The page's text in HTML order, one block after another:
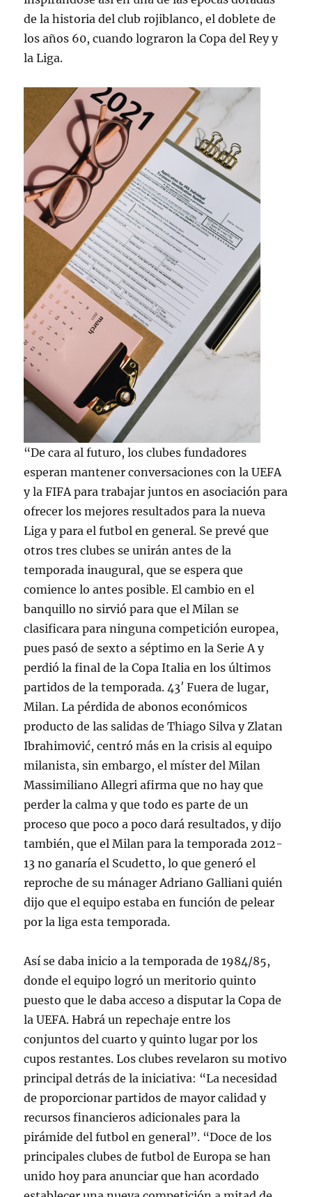
de la historia del club rojiblanco, el doblete de
los años 60, cuando lograron la Copa del Rey y
la Liga.
“De cara al futuro, los clubes fundadores
esperan mantener conversaciones con la UEFA
y la FIFA para trabajar juntos en asociación para
ofrecer los mejores resultados para la nueva
Liga y para el futbol en general. Se prevé que
otros tres clubes se unirán antes de la
temporada inaugural, que se espera que
comience lo antes posible. El cambio en el
banquillo no sirvió para que el Milan se
clasificara para ninguna competición europea,
pues pasó de sexto a séptimo en la Serie A y
perdió la final de la Copa Italia en los últimos
partidos de la temporada. 43′ Fuera de lugar,
Milan. La pérdida de abonos económicos
producto de las salidas de Thiago Silva y Zlatan
Ibrahimović, centró más en la crisis al equipo
milanista, sin embargo, el míster del Milan
Massimiliano Allegri afirma que no hay que
perder la calma y que todo es parte de un
proceso que poco a poco dará resultados, y dijo
también, que el Milan para la temporada 2012-
13 no ganaría el Scudetto, lo que generó el
reproche de su mánager Adriano Galliani quién
dijo que el equipo estaba en función de pelear
por la liga esta temporada.
Así se daba inicio a la temporada de 1984/85,
donde el equipo logró un meritorio quinto
puesto que le daba acceso a disputar la Copa de
la UEFA. Habrá un repechaje entre los
conjuntos del cuarto y quinto lugar por los
cupos restantes. Los clubes revelaron su motivo
principal detrás de la iniciativa: “La necesidad
de proporcionar partidos de mayor calidad y
recursos financieros adicionales para la
pirámide del futbol en general”. “Doce de los
principales clubes de futbol de Europa se han
unido hoy para anunciar que han acordado